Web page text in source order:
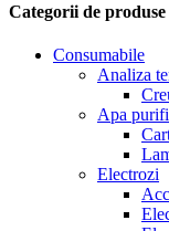
Categorii de produse
Consumabile
Analiza
Apa
Electrozi